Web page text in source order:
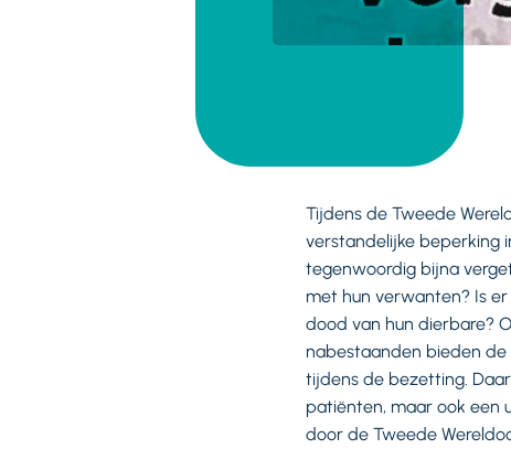
Tijdens de Tweede
verstandelijke beperking
tegenwoordig bijna
met hun verwanten? Is
dood van hun dierbare?
nabestaanden bieden de
tijdens de bezetting.
patiënten, maar ook een
door de Tweede